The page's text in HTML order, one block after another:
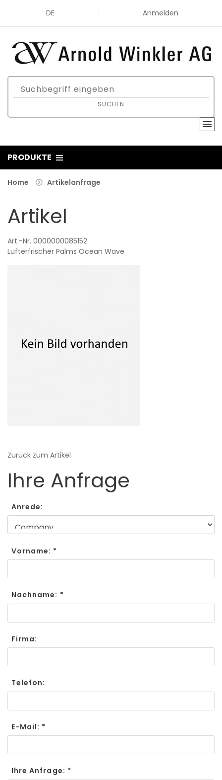
DE Anmelden
SUCHEN
PRODUKTE
Home Artikelanfrage
Artikel
Art.-Nr. 0000000085152
Lufterfrischer Palms Ocean Wave
Zurück zum Artikel
Ihre Anfrage
Anrede:
Vorname: *
Nachname: *
Firma:
Telefon:
E-Mail: *
Ihre Anfrage: *